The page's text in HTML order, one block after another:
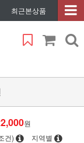
최근본상품
원
건) 지역별